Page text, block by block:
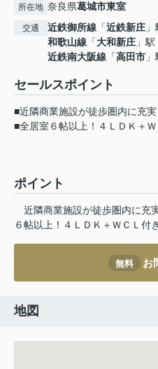
所在地 奈良県葛城市東室
交通 近鉄御所線 「近鉄新庄
和歌山線 「大和新庄 」
近鉄南大阪線 「高田市
セールスポイント
■近隣商業施設が徒歩圏内に充
■全居室６帖以上！４ＬＤＫ＋Ｗ
ポイント
近隣商業施設が徒歩圏内に充
６帖以上！４ＬＤＫ＋ＷＣＬ付
無料 お
地図